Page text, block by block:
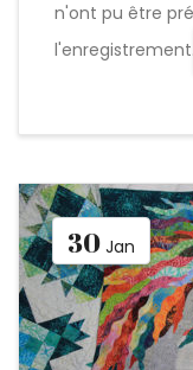
n'ont pu être
l'enregistrement.
30 Jan